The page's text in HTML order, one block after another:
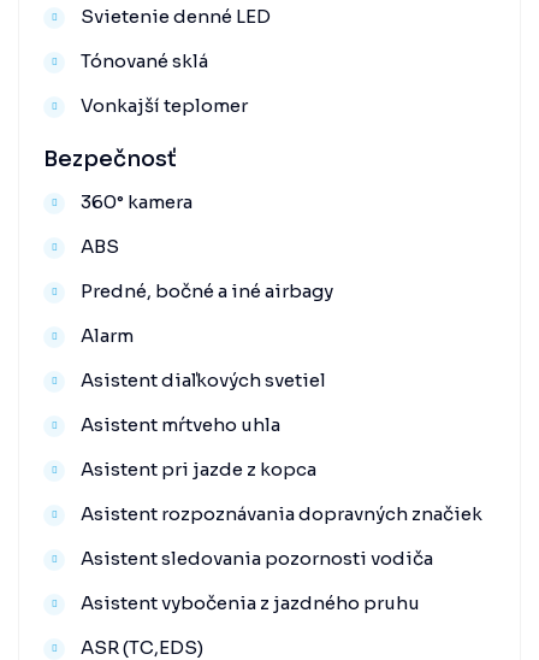
Svietenie denné LED
Tónované sklá
Vonkajší teplomer
Bezpečnosť
360° kamera
ABS
Predné, bočné a iné airbagy
Alarm
Asistent diaľkových svetiel
Asistent mŕtveho uhla
Asistent pri jazde z kopca
Asistent rozpoznávania dopravných značiek
Asistent sledovania pozornosti vodiča
Asistent vybočenia z jazdného pruhu
ASR (TC,EDS)